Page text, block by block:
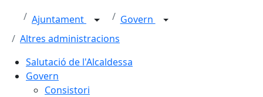
Ajuntament
Govern
Altres administracions
Salutació de l'Alcaldessa
Govern
Consistori